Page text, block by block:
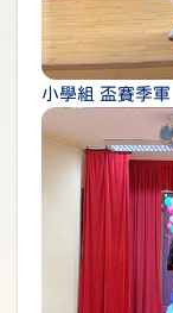
小學組 盃賽季軍